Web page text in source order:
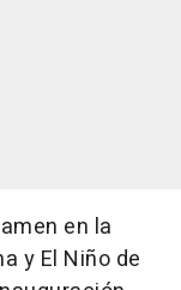
en la
y El Niño de